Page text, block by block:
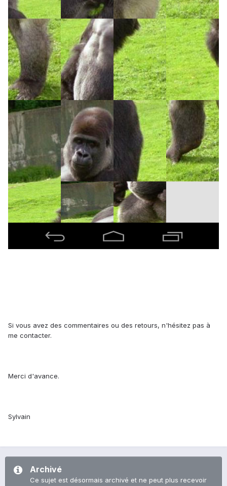
Si vous avez des commentaires ou des retours, n'hésitez pas à
me contacter.
Merci d'avance.
Sylvain
Archivé
Ce sujet est désormais archivé et ne peut plus recevoir